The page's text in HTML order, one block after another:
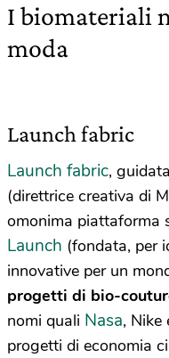
I biomateriali
moda
Launch fabric
Launch fabric,
(direttrice creativa di
omonima piattaforma
Launch (fondata, per
innovative per un
progetti di bio-
nomi quali Nasa, Nike
progetti di economia